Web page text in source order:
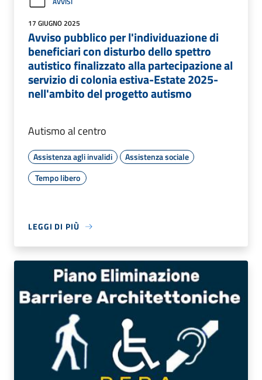
17 GIUGNO 2025
Avviso pubblico per l'individuazione di
beneficiari con disturbo dello spettro
autistico finalizzato alla partecipazione al
servizio di colonia estiva-Estate 2025-
nell'ambito del progetto autismo
Autismo al centro
Assistenza agli invalidi
Assistenza sociale
Tempo libero
LEGGI DI PIÙ